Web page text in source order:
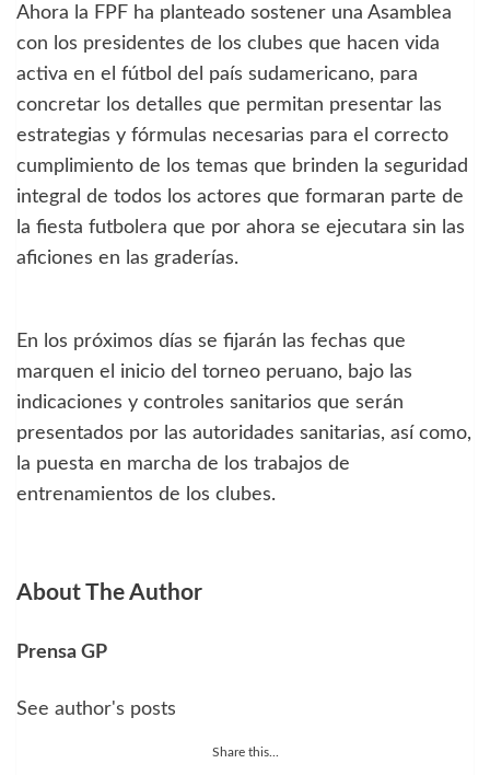
Ahora la FPF ha planteado sostener una Asamblea
con los presidentes de los clubes que hacen vida
activa en el fútbol del país sudamericano, para
concretar los detalles que permitan presentar las
estrategias y fórmulas necesarias para el correcto
cumplimiento de los temas que brinden la seguridad
integral de todos los actores que formaran parte de
la fiesta futbolera que por ahora se ejecutara sin las
aficiones en las graderías.
En los próximos días se fijarán las fechas que
marquen el inicio del torneo peruano, bajo las
indicaciones y controles sanitarios que serán
presentados por las autoridades sanitarias, así como,
la puesta en marcha de los trabajos de
entrenamientos de los clubes.
About The Author
Prensa GP
See author's posts
Share this...